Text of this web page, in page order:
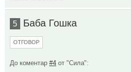
5 Баба Гошка
ОТГОВОР
До коментар #4 от "Сила":